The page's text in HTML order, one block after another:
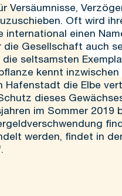
Versäumnisse,
Oft wird
einen
Gesellschaft auch
seltsamsten
kennt
Hafenstadt die Elbe
dieses
im Sommer
werden, findet in